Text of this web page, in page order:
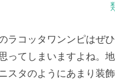
ラコッタワンンピはぜ
ってしまいますよね。
スタのようにあまり装